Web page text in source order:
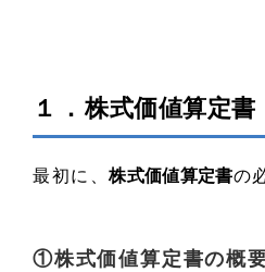
１．株式価値算定書
最初に、株式価値算定書の
①株式価値算定書の概